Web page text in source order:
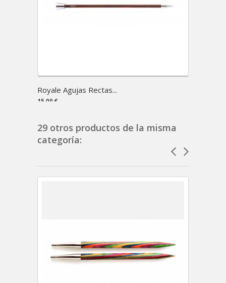
Royale Agujas Rectas...
15,00 €
29 otros productos de la misma
categoría: